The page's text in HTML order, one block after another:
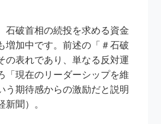
石破首相の続投を求める資金
増加中です。前述の「＃石破
の表れであり、単なる反対運
「現在のリーダーシップを維
う期待感からの激励だと説明
新聞）。